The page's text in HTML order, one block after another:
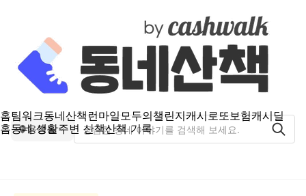
홈팀워크동네산책런마일모두의챌린지캐시로또보험캐시딜
홈동네 생활주변 산책산책 기록
용강동